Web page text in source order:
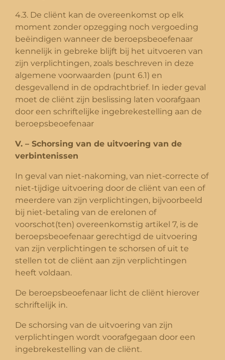
4.3. De cliënt kan de overeenkomst op elk
moment zonder opzegging noch vergoeding
beëindigen wanneer de beroepsbeoefenaar
kennelijk in gebreke blijft bij het uitvoeren van
zijn verplichtingen, zoals beschreven in deze
algemene voorwaarden (punt 6.1) en
desgevallend in de opdrachtbrief. In ieder geval
moet de cliënt zijn beslissing laten voorafgaan
door een schriftelijke ingebrekestelling aan de
beroepsbeoefenaar
V. – Schorsing van de uitvoering van de
verbintenissen
In geval van niet-nakoming, van niet-correcte of
niet-tijdige uitvoering door de cliënt van een of
meerdere van zijn verplichtingen, bijvoorbeeld
bij niet-betaling van de erelonen of
voorschot(ten) overeenkomstig artikel 7, is de
beroepsbeoefenaar gerechtigd de uitvoering
van zijn verplichtingen te schorsen of uit te
stellen tot de cliënt aan zijn verplichtingen
heeft voldaan.
De beroepsbeoefenaar licht de cliënt hierover
schriftelijk in.
De schorsing van de uitvoering van zijn
verplichtingen wordt voorafgegaan door een
ingebrekestelling van de cliënt.